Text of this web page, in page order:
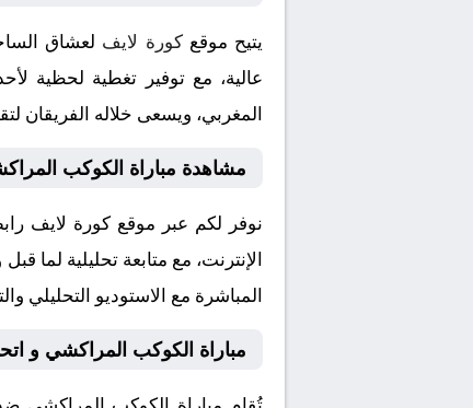
يتيح موقعكورة لايف لعشاق
عالية، مع توفير تغطية لحظية
المغربي، ويسعى خلاله الفريقان
مشاهدة مباراة الكوكب
نوفر لكم عبر موقع كورة لايف
الإنترنت، مع متابعة تحليلية لما
المباشرة مع الاستوديو التحليلي
مباراة الكوكب المراكشي و